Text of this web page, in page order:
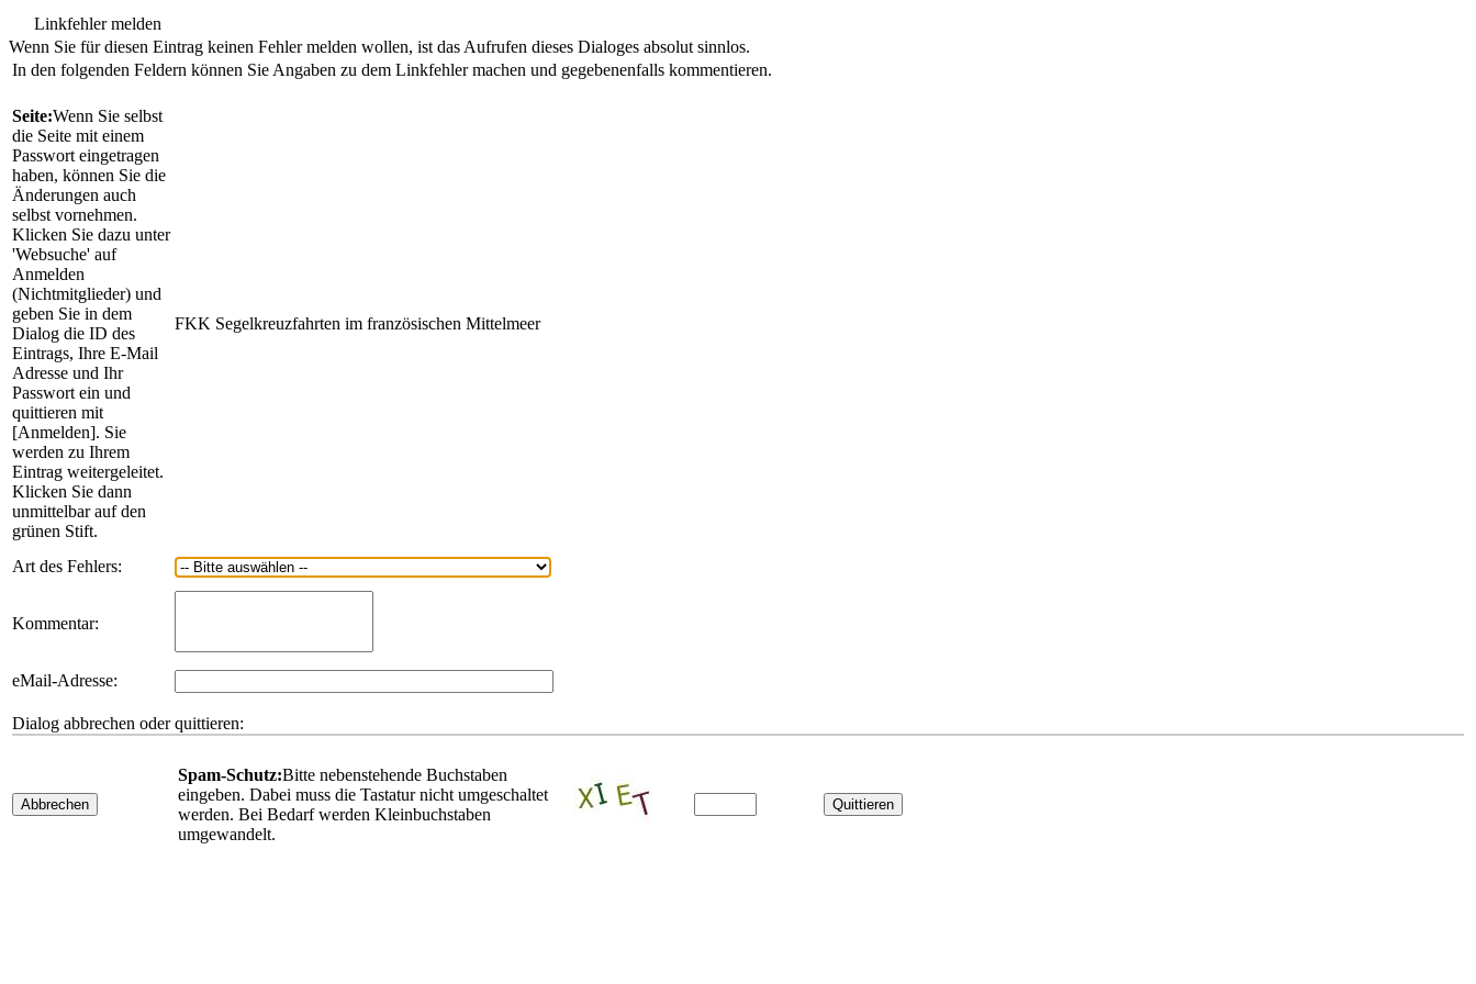
Linkfehler melden
Wenn Sie für diesen Eintrag keinen Fehler melden wollen, ist das Aufrufen dieses Dialoges absolut sinnlos.
In den folgenden Feldern können Sie Angaben zu dem Linkfehler machen und gegebenenfalls kommentieren.
Seite:Wenn Sie selbst
die Seite mit einem
Passwort eingetragen
haben, können Sie die
Änderungen auch
selbst vornehmen.
Klicken Sie dazu unter
'Websuche' auf
Anmelden
(Nichtmitglieder) und
geben Sie in dem
Dialog die ID des
Eintrags, Ihre E-Mail
Adresse und Ihr
Passwort ein und
quittieren mit
[Anmelden]. Sie
werden zu Ihrem
Eintrag weitergeleitet.
Klicken Sie dann
unmittelbar auf den
grünen Stift.
FKK Segelkreuzfahrten im französischen Mittelmeer
Art des Fehlers:
Kommentar:
eMail-Adresse:
Dialog abbrechen oder quittieren:
Abbrechen
Spam-Schutz:Bitte nebenstehende Buchstaben
eingeben. Dabei muss die Tastatur nicht umgeschaltet
werden. Bei Bedarf werden Kleinbuchstaben
umgewandelt.
Quittieren